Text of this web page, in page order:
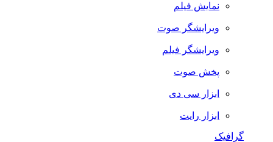
نمایش فیلم
ویرایشگر صوت
ویرایشگر فیلم
پخش صوت
ابزار سی دی
ابزار رایت
گرافیک